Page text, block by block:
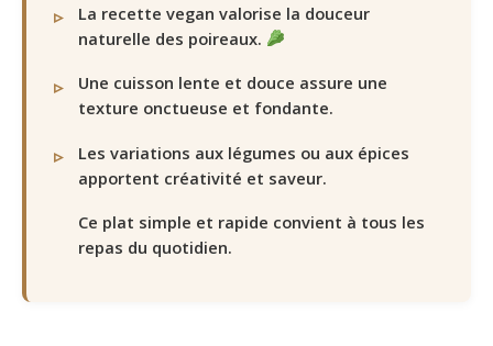
La recette vegan valorise la douceur
naturelle des poireaux.
Une cuisson lente et douce assure une
texture onctueuse et fondante.
Les variations aux légumes ou aux épices
apportent créativité et saveur.
Ce plat simple et rapide convient à tous les
repas du quotidien.